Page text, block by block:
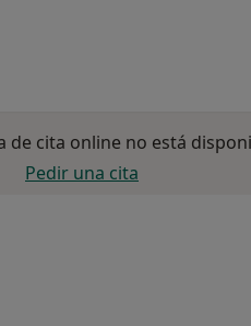
de cita online no está
Pedir una cita